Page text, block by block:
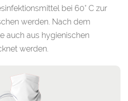
bei 60° C zur
werden. Nach dem
auch aus hygienischen
werden.